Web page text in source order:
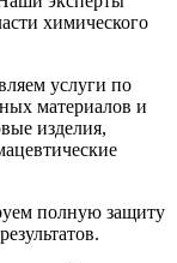
химического
услуги по
материалов и
изделия,
полную защиту